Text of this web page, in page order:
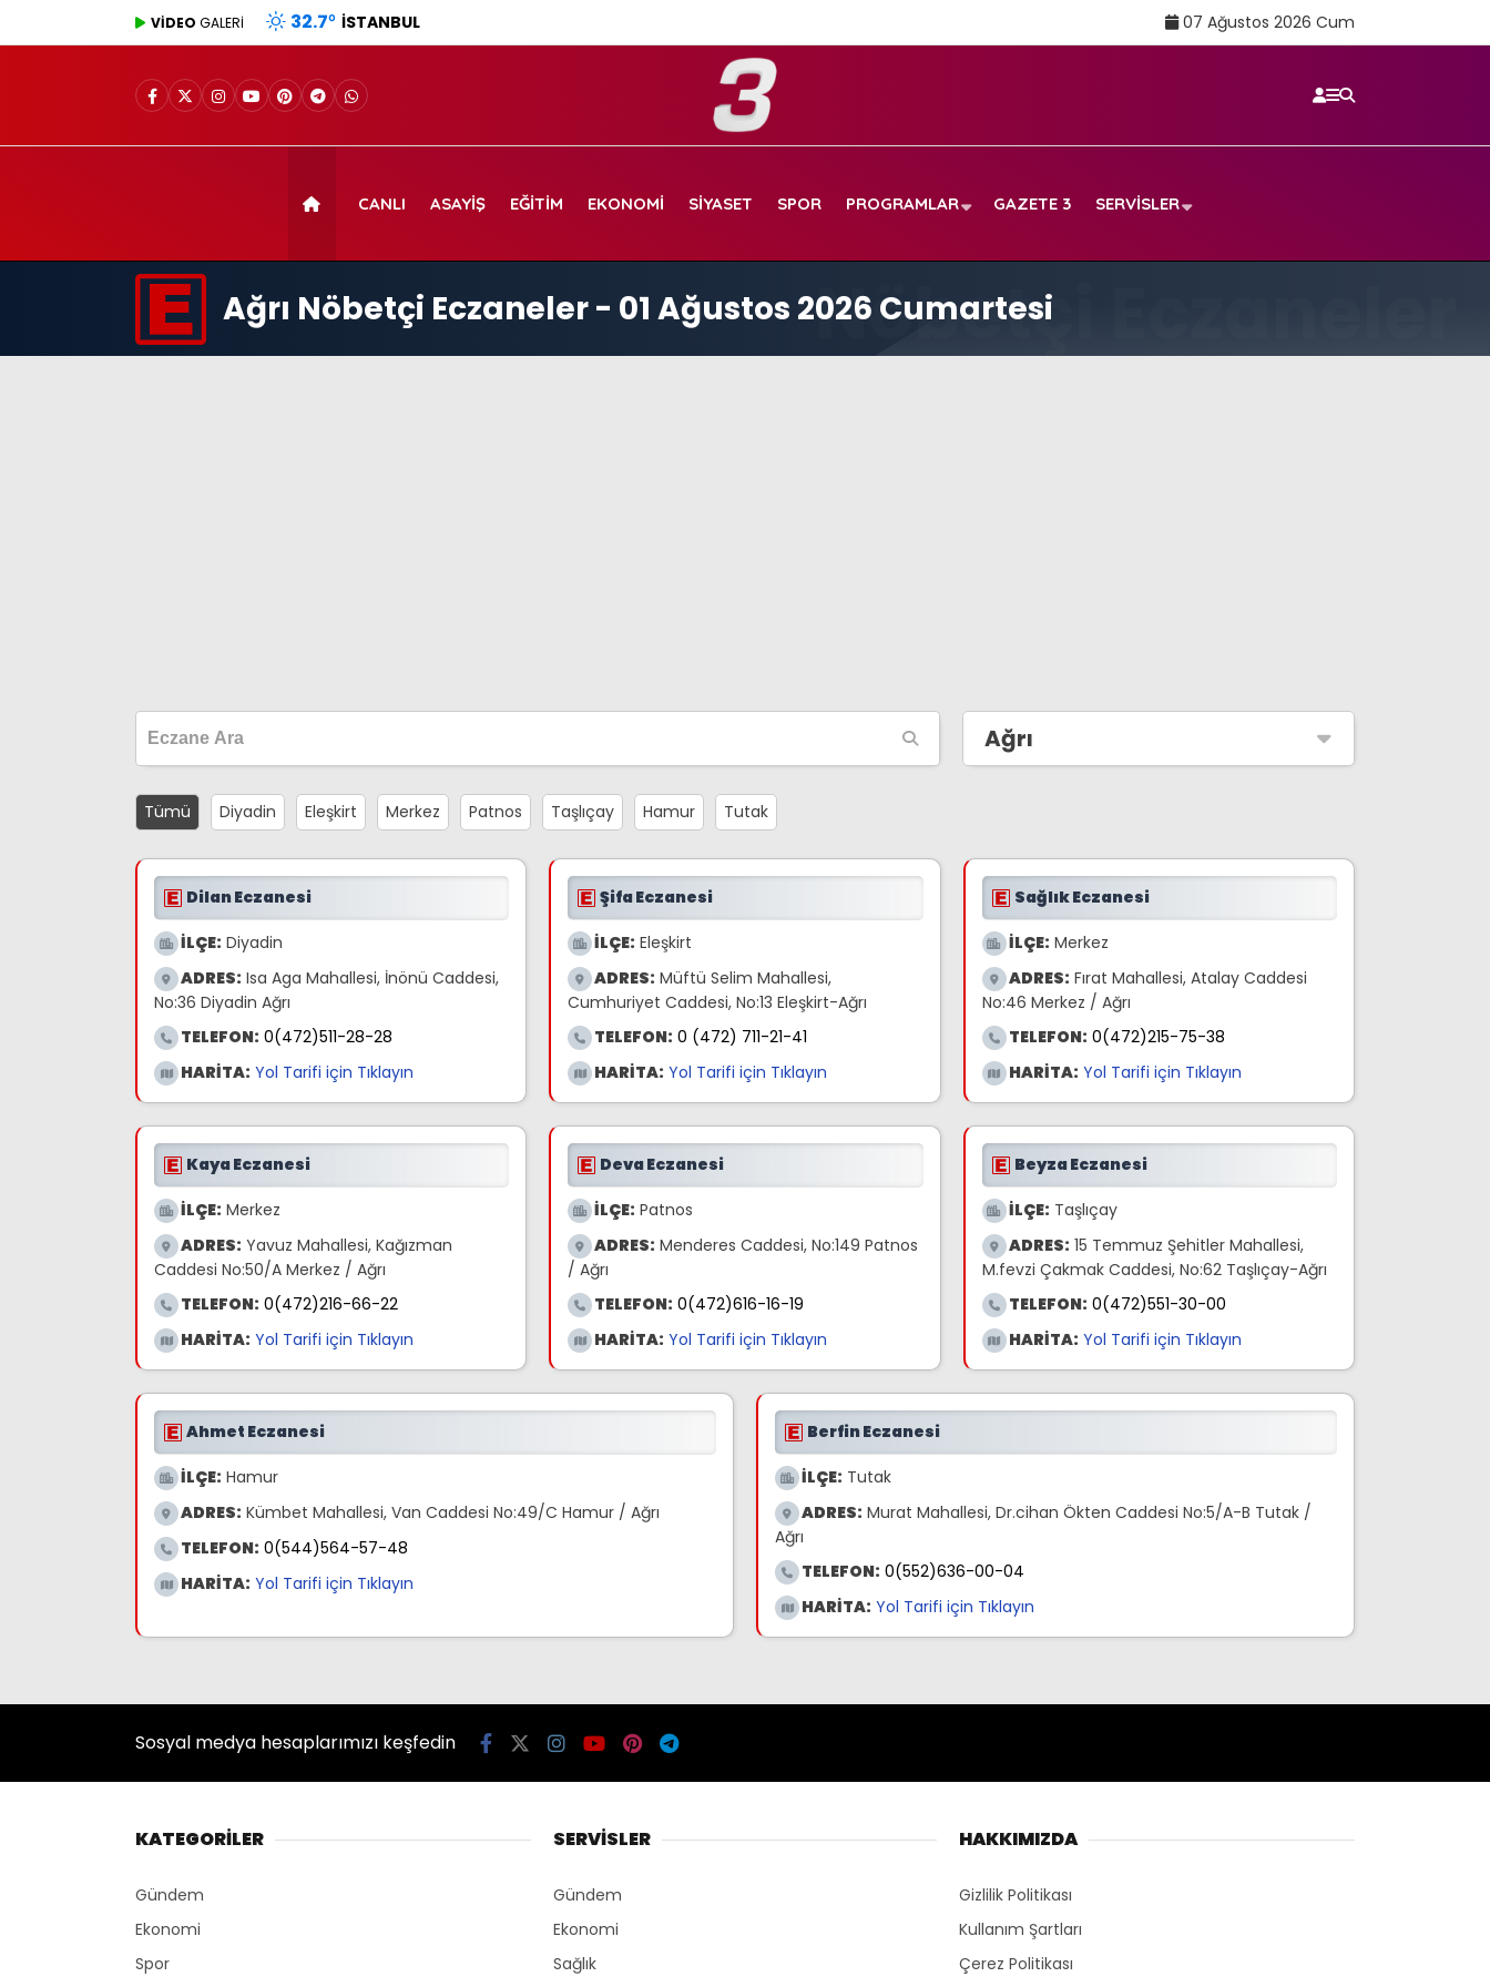
VİDEO GALERİ 32.7° İSTANBUL 07 Ağustos 2026 Cum
CANLI ASAYIŞ EĞITIM EKONOMI SIYASET SPOR PROGRAMLAR GAZETE 3 SERVISLER
Ağrı Nöbetçi Eczaneler - 01 Ağustos 2026 Cumartesi
Ağrı
Tümü Diyadin Eleşkirt Merkez Patnos Taşlıçay Hamur Tutak
Dilan Eczanesi
İLÇE: Diyadin
ADRES: Isa Aga Mahallesi, İnönü Caddesi,
No:36 Diyadin Ağrı
TELEFON: 0(472)511-28-28
HARİTA: Yol Tarifi için Tıklayın
Şifa Eczanesi
İLÇE: Eleşkirt
ADRES: Müftü Selim Mahallesi,
Cumhuriyet Caddesi, No:13 Eleşkirt-Ağrı
TELEFON: 0 (472) 711-21-41
HARİTA: Yol Tarifi için Tıklayın
Sağlık Eczanesi
İLÇE: Merkez
ADRES: Fırat Mahallesi, Atalay Caddesi
No:46 Merkez / Ağrı
TELEFON: 0(472)215-75-38
HARİTA: Yol Tarifi için Tıklayın
Kaya Eczanesi
İLÇE: Merkez
ADRES: Yavuz Mahallesi, Kağızman
Caddesi No:50/A Merkez / Ağrı
TELEFON: 0(472)216-66-22
HARİTA: Yol Tarifi için Tıklayın
Deva Eczanesi
İLÇE: Patnos
ADRES: Menderes Caddesi, No:149 Patnos
/ Ağrı
TELEFON: 0(472)616-16-19
HARİTA: Yol Tarifi için Tıklayın
Beyza Eczanesi
İLÇE: Taşlıçay
ADRES: 15 Temmuz Şehitler Mahallesi,
M.fevzi Çakmak Caddesi, No:62 Taşlıçay-Ağrı
TELEFON: 0(472)551-30-00
HARİTA: Yol Tarifi için Tıklayın
Ahmet Eczanesi
İLÇE: Hamur
ADRES: Kümbet Mahallesi, Van Caddesi No:49/C Hamur / Ağrı
TELEFON: 0(544)564-57-48
HARİTA: Yol Tarifi için Tıklayın
Berfin Eczanesi
İLÇE: Tutak
ADRES: Murat Mahallesi, Dr.cihan Ökten Caddesi No:5/A-B Tutak /
Ağrı
TELEFON: 0(552)636-00-04
HARİTA: Yol Tarifi için Tıklayın
Sosyal medya hesaplarımızı keşfedin
KATEGORİLER
Gündem
Ekonomi
Spor
SERVİSLER
Gündem
Ekonomi
Sağlık
HAKKIMIZDA
Gizlilik Politikası
Kullanım Şartları
Çerez Politikası